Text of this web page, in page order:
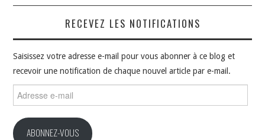
RECEVEZ LES NOTIFICATIONS
Saisissez votre adresse e-mail pour vous abonner à ce blog et
recevoir une notification de chaque nouvel article par e-mail.
e-
ABONNEZ-VOUS